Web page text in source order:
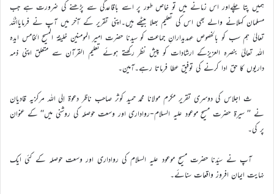
ہمیں پتا چلےاور اس زمانے میں تو خاص طور پر اسے باقاعدگی سے پڑھنے کی ضرورت ہے جب
مسلمان کہلانے والے بھی اس کی تعلیم بھلا بیٹھے ہیں۔اپنی تقریر کے آخر میں آپ نے فرمایااللہ
تعالیٰ ہم سب کو بالخصوص عہدیدارانِ جماعت کو سیدنا حضرت امیر المومنین خلیفۃ المسیح الخامس ایدہ
اللہ تعالیٰ بنصرہ العزیزکے ارشادات کو پیش نظر رکھتے ہوئے تعلیم القرآن سے متعلق اپنی ذمہ
داریوں کا حق ادا کرنے کی توفیق عطا فرماتا رہے۔آمین۔
ث اجلاس کی دوسری تقریر مکرم مولانا محمد حمید کوثر صاحب ناظر دعوۃ اِلی اللہ مرکزیہ قادیان
نے ’’ سیرۃ حضرت مسیح موعود علیہ السلام-رواداری اور وسعت حوصلہ کی روشنی میں‘‘ کے عنوان
پر کی۔
آپ نے سیّدنا حضرت مسیح موعود علیہ السلام کی رواداری اور وسعت حوصلہ کے کئی ایک
نہایت ایمان افروز واقعات سنائے۔